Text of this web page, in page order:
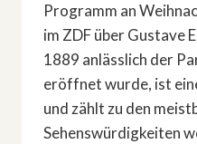
Programm an
im ZDF über Gustave
1889 anlässlich der
eröffnet wurde, ist
und zählt zu den
Sehenswürdigkeiten